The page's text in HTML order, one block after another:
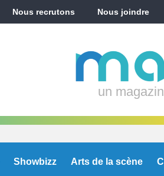
Nous recrutons Nous joindre
un
Showbizz Arts de la scène